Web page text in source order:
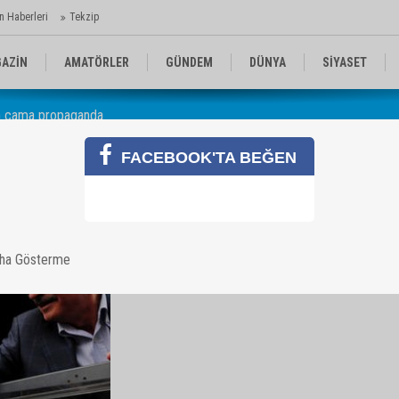
Haberleri Tekzip
AMATÖRLER GÜNDEM DÜNYA SİYASET
KOMİKLER
cama propaganda
cama propaganda
FACEBOOK'TA BEĞEN
Gösterme